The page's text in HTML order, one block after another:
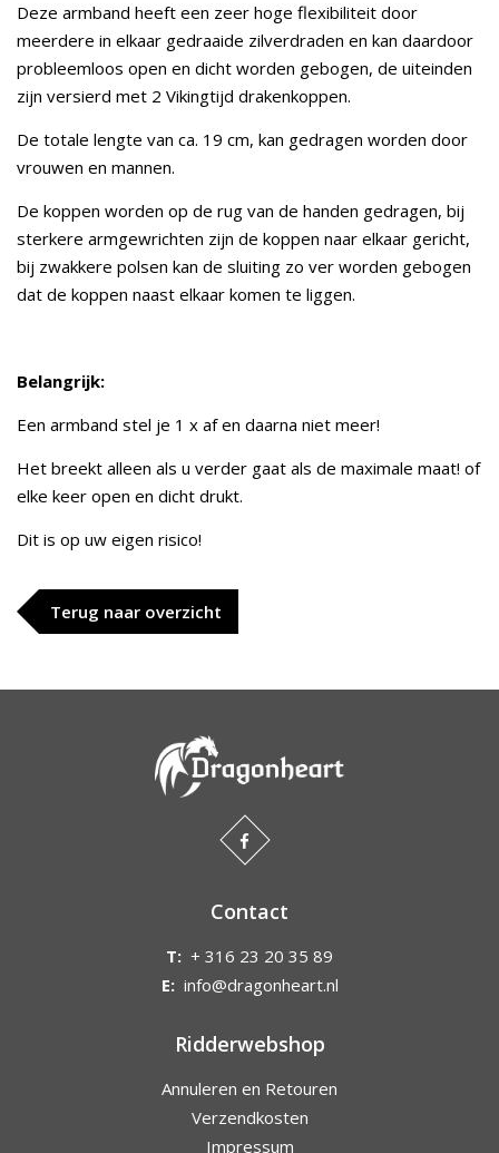
Deze armband heeft een zeer hoge flexibiliteit door
meerdere in elkaar gedraaide zilverdraden en kan daardoor
probleemloos open en dicht worden gebogen, de uiteinden
zijn versierd met 2 Vikingtijd drakenkoppen.
De totale lengte van ca. 19 cm, kan gedragen worden door
vrouwen en mannen.
De koppen worden op de rug van de handen gedragen, bij
sterkere armgewrichten zijn de koppen naar elkaar gericht,
bij zwakkere polsen kan de sluiting zo ver worden gebogen
dat de koppen naast elkaar komen te liggen.
Belangrijk:
Een armband stel je 1 x af en daarna niet meer!
Het breekt alleen als u verder gaat als de maximale maat! of
elke keer open en dicht drukt.
Dit is op uw eigen risico!
Terug naar overzicht
Contact
T: + 316 23 20 35 89
E: info@dragonheart.nl
Ridderwebshop
Annuleren en Retouren
Verzendkosten
Impressum